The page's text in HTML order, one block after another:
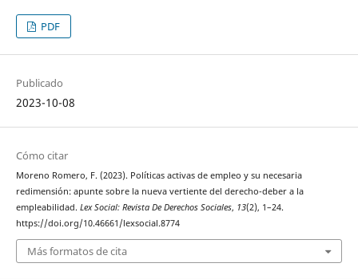
PDF
Publicado
2023-10-08
Cómo citar
Moreno Romero, F. (2023). Políticas activas de empleo y su necesaria
redimensión: apunte sobre la nueva vertiente del derecho-deber a la
empleabilidad. Lex Social: Revista De Derechos Sociales, 13(2), 1–24.
https://doi.org/10.46661/lexsocial.8774
Más formatos de cita